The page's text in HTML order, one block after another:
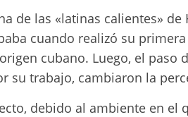
de las «latinas calientes»
cuando realizó su
cubano. Luego, el
su trabajo, cambiaron la
debido al ambiente en el